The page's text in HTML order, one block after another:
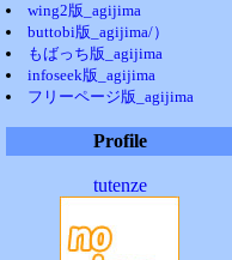
wing2版_agijima
buttobi版_agijima/）
もばっち版_agijima
infoseek版_agijima
フリーページ版_agijima
Profile
tutenze